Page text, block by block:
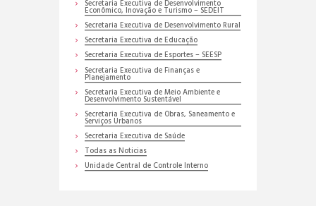
Secretaria Executiva de Desenvolvimento
Econômico, Inovação e Turismo – SEDEIT
Secretaria Executiva de Desenvolvimento Rural
Secretaria Executiva de Educação
Secretaria Executiva de Esportes – SEESP
Secretaria Executiva de Finanças e
Planejamento
Secretaria Executiva de Meio Ambiente e
Desenvolvimento Sustentável
Secretaria Executiva de Obras, Saneamento e
Serviços Urbanos
Secretaria Executiva de Saúde
Todas as Noticias
Unidade Central de Controle Interno